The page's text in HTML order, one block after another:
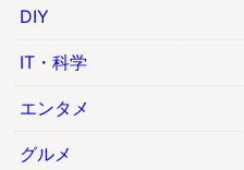
DIY
IT・科学
エンタメ
グルメ